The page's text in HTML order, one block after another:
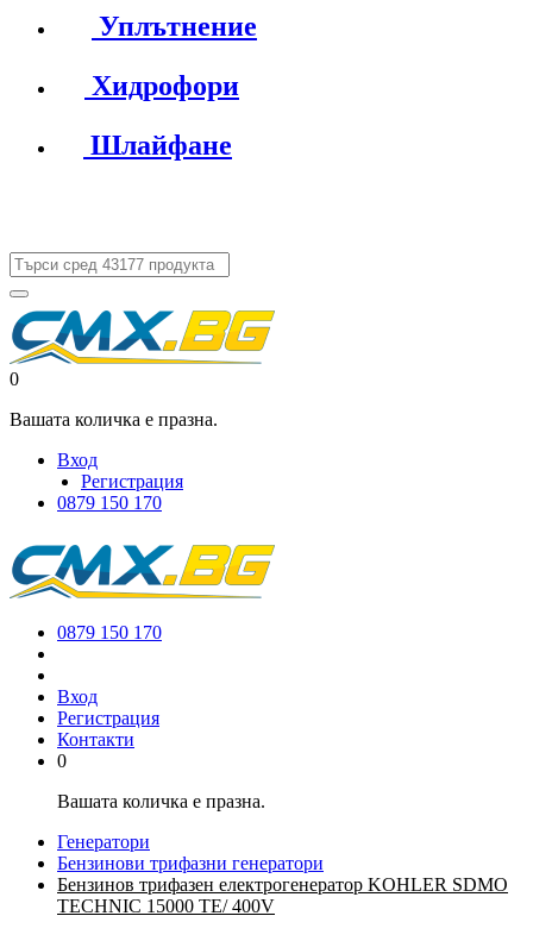
Уплътнение
Хидрофори
Шлайфане
0
Вашата количка е празна.
Вход
Регистрация
0879 150 170
0879 150 170
Вход
Регистрация
Контакти
0
Вашата количка е празна.
Генератори
Бензинови трифазни генератори
Бензинов трифазен електрогенератор KOHLER SDMO
TECHNIC 15000 ТЕ/ 400V